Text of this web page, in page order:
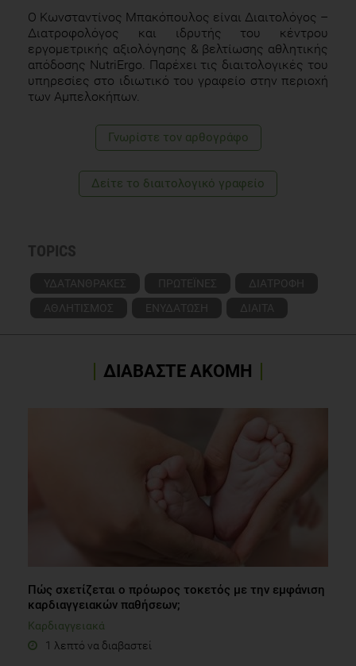
performance. J Am Diet Assoc. 2009;109(3):509-527
Burke LM, Hawley JA, Wong SH, et al. Carbohydrates for
training and competition. JSports Sci. 2011;29(S1):S17-S27.
Ο Κωνσταντίνος Μπακόπουλος είναι Διαιτολόγος –
Διατροφολόγος και ιδρυτής του κέντρου
εργομετρικής αξιολόγησης & βελτίωσης αθλητικής
απόδοσης NutriErgo. Παρέχει τις διαιτολογικές του
υπηρεσίες στο ιδιωτικό του γραφείο στην περιοχή
των Αμπελοκήπων.
Γνωρίστε τoν αρθογράφο
Δείτε το διαιτολογικό γραφείο
TOPICS
ΥΔΑΤΑΝΘΡΑΚΕΣ ΠΡΩΤΕΪΝΕΣ
ΔΙΑΤΡΟΦΗ
ΑΘΛΗΤΙΣΜΟΣ
ΕΝΥΔΑΤΩΣΗ ΔΙΑΙΤΑ
ΔΙΑΒΑΣΤΕ ΑΚΟΜΗ
Πώς σχετίζεται ο πρόωρος τοκετός με την εμφάνιση
καρδιαγγειακών παθήσεων;
Καρδιαγγειακά
1 λεπτό να διαβαστεί